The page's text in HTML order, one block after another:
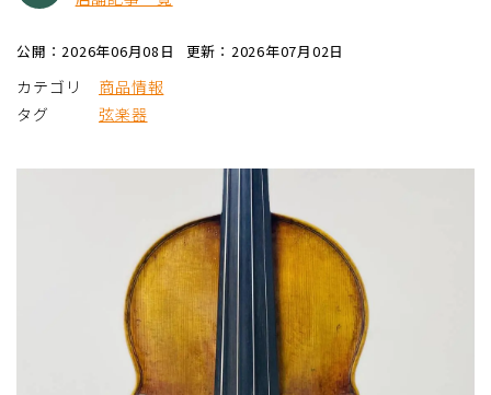
公開：2026年06月08日 更新：2026年07月02日
カテゴリ
商品情報
タグ
弦楽器